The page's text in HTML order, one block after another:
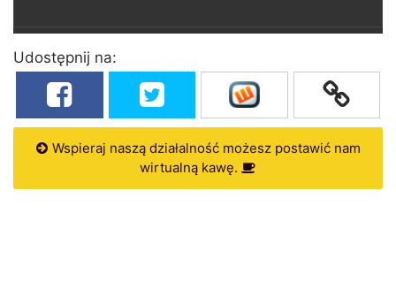
Udostępnij na:
Wspieraj naszą działalność możesz postawić nam
wirtualną kawę.